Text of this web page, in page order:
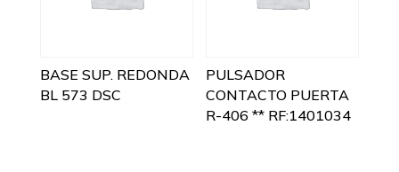
BASE SUP. REDONDA
BL 573 DSC
PULSADOR
CONTACTO PUERTA
R-406 ** RF:1401034